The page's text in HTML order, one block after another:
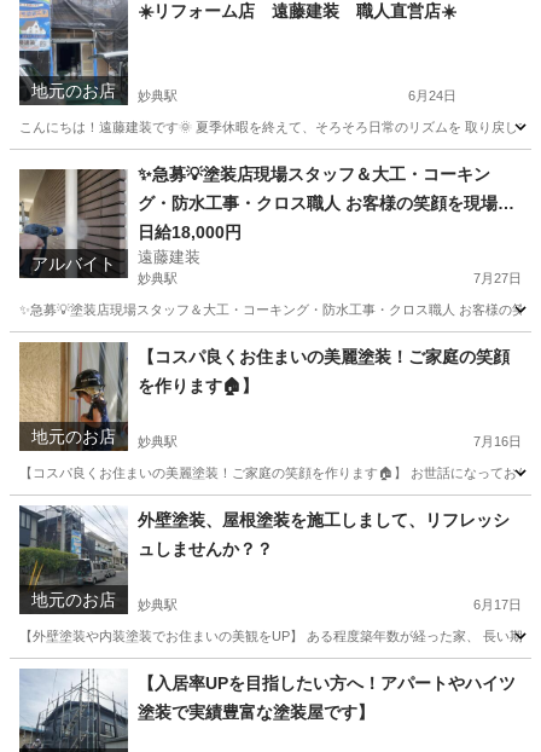
地元のお店
☀️リフォーム店 遠藤建装 職人直営店☀️
妙典駅 6月24日
こんにちは！遠藤建装です🌞 夏季休暇を終えて、そろそろ日常のリズムを 取り戻し
妙典駅 その他 外壁塗装
アルバイト
✨急募💡塗装店現場スタッフ＆大工・コーキン
グ・防水工事・クロス職人 お客様の笑顔を現場で
一緒につくりませんか？😄 こんにちは！市川の塗
装店、遠藤建装です🙇‍
日給18,000円
遠藤建装
妙典駅 7月27日
✨急募💡塗装店現場スタッフ＆大工・コーキング・防水工事・クロス職人 お客様の
千葉 市川市 建築 スタッフ
地元のお店
【コスパ良くお住まいの美麗塗装！ご家庭の笑顔
を作ります🏠】
妙典駅 7月16日
【コスパ良くお住まいの美麗塗装！ご家庭の笑顔を作ります🏠】 お世話になってお
千葉 市川市 妙典駅 リフォーム お客様
地元のお店
外壁塗装、屋根塗装を施工しまして、リフレッシ
ュしませんか？？
妙典駅 6月17日
【外壁塗装や内装塗装でお住まいの美観をUP】 ある程度築年数が経った家、 長い
千葉 市川市 妙典駅 その他 外壁塗装
【入居率UPを目指したい方へ！アパートやハイツ
塗装で実績豊富な塗装屋です】